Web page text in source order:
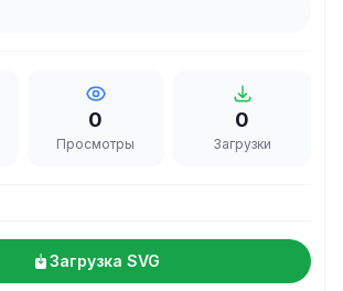
0
Просмотры
0
Загрузки
Загрузка SVG